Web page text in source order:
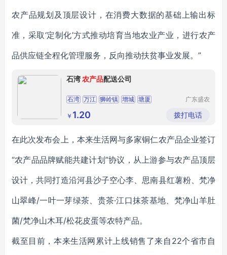
农产品规划及顶层设计，在消费大数据的基础上输出标
准，采取‘定制化’方式推动培育当地农业产业，进行农产
品供应链全程化管理服务，反向推动扶贫事业发展。”
石湾农产品配送公司
石湾 万江 狮岭镇 增城 塘厦
广东盛农
有限公司
￥ 1.20 拨打电话
在此次发布会上，本来生活网与多家铜仁农产品企业签订
“农产品品牌赋能共建计划”协议，从上游参与农产品顶层
设计，共同打造沿河县沙子空心李、思南县红薯粉、梵净
山翠峰/一叶一芽绿茶、贵茶·江口抹茶基地、梵净山羊肚
菌/梵净山木耳/松花皮蛋等农特产品。
截至目前，本来生活网累计上线销售了来自22个省市自